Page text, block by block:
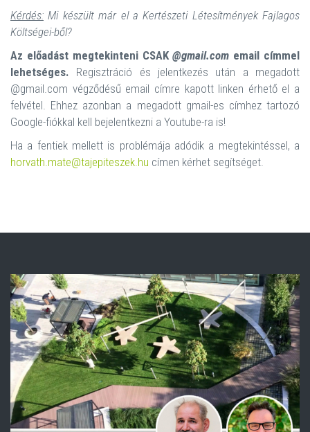
Kérdés: Mi készült már el a Kertészeti Létesítmények Fajlagos
Költségei-ből?
Az előadást megtekinteni CSAK@gmail.com email címmel
lehetséges. Regisztráció és jelentkezés után a megadott
@gmail.com végződésű email címre kapott linken érhető el a
felvétel. Ehhez azonban a megadott gmail-es címhez tartozó
Google-fiókkal kell bejelentkezni a Youtube-ra is!
Ha a fentiek mellett is problémája adódik a megtekintéssel, a
horvath.mate@tajepiteszek.hu címen kérhet segítséget.